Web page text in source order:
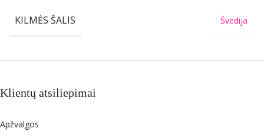
KILMĖS ŠALIS Švedija
Klientų atsiliepimai
Apžvalgos